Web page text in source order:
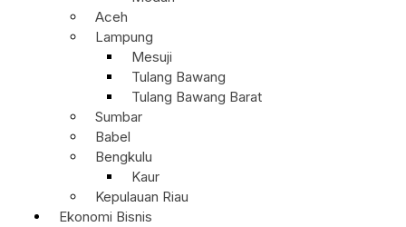
Aceh
Lampung
Mesuji
Tulang Bawang
Tulang Bawang Barat
Sumbar
Babel
Bengkulu
Kaur
Kepulauan Riau
Ekonomi Bisnis